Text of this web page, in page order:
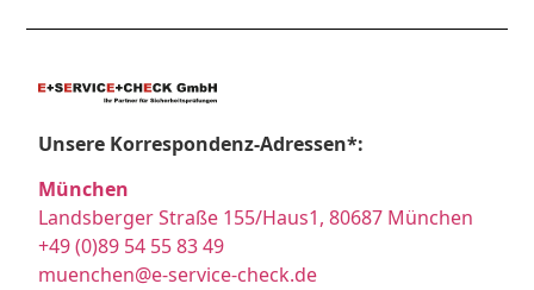
Unsere Korrespondenz-Adressen*:
München
Landsberger Straße 155/Haus1, 80687 München
+49 (0)89 54 55 83 49
muenchen@e-service-check.de